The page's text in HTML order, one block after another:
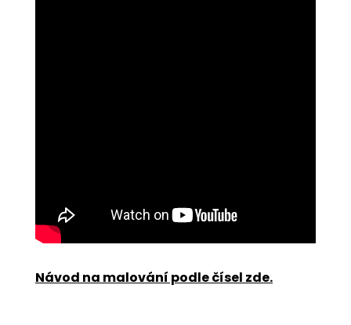
Návod na malování podle čísel zde.